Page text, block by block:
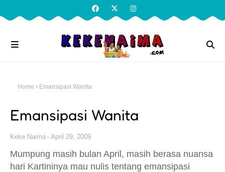
Home Emansipasi Wanita
Emansipasi Wanita
Keke Naima April 29, 2009
Mumpung masih bulan April, masih berasa nuansa
hari Kartininya mau nulis tentang emansipasi